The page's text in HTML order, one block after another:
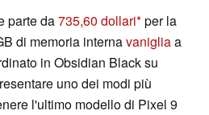
parte da735,60 dollari per la
di memoria internavanigliaa
in Obsidian Black su
uno dei modi più
l'ultimo modello di Pixel 9